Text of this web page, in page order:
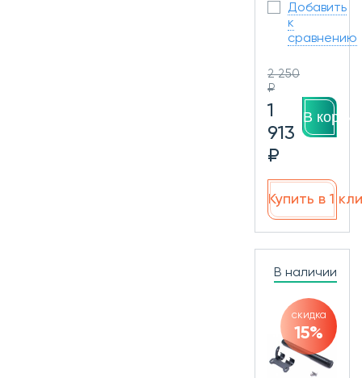
Добавить
к
сравнению
2 250
₽
1
913
₽
В
Купить в 1
В наличии
скидка
15%